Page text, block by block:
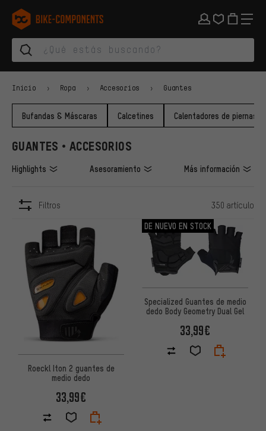
Saltar a la navegación principal
Saltar a la navegación de categorías
Saltar al contenido
Saltar a marcas y al boletín
Saltar al pie de página
bike-components.de Página de inicio
Inicio Ropa Accesorios Guantes
Bufandas & Máscaras Calcetines Calentadores de piernas
GUANTES • ACCESORIOS
Highlights Asesoramiento Más información
Filtros 350 artículo
Roeckl Iton 2 guantes de
medio dedo
33,99€
DE NUEVO EN STOCK
Specialized Guantes de medio
dedo Body Geometry Dual Gel
33,99€